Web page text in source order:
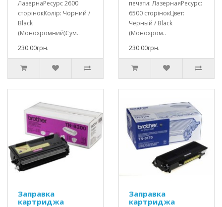
ЛазернаРесурс 2600
сторінокКолір: Чорний /
Black
(Монохромний)Сум..
230.00грн.
печати: ЛазернаяРесурс:
6500 сторінокЦвет:
Черный / Black
(Монохром..
230.00грн.
Заправка
картриджа
Заправка
картриджа